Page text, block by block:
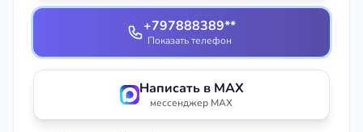
+797888389**
Показать телефон
Написать в MAX
мессенджер MAX